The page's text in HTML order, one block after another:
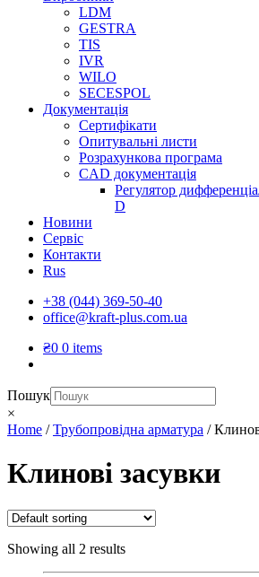
LDM
GESTRA
TIS
IVR
WILO
SECESPOL
Документація
Сертифікати
Опитувальні листи
Розрахункова програма
CAD документація
Регулятор
D
Новини
Сервіс
Контакти
Rus
+38 (044) 369-50-40
office@kraft-plus.com.ua
₴0 0 items
Пошук
×
Home /Трубопровідна арматура /
Клинові засувки
Showing all 2 results